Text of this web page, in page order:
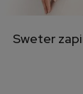
Sweter